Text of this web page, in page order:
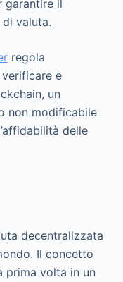
garantire il
valuta.
regola
verificare e
un
non modificabile
delle
decentralizzata
Il concetto
prima volta in un